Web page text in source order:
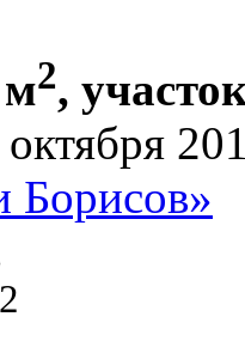
2,
Борисов»
2